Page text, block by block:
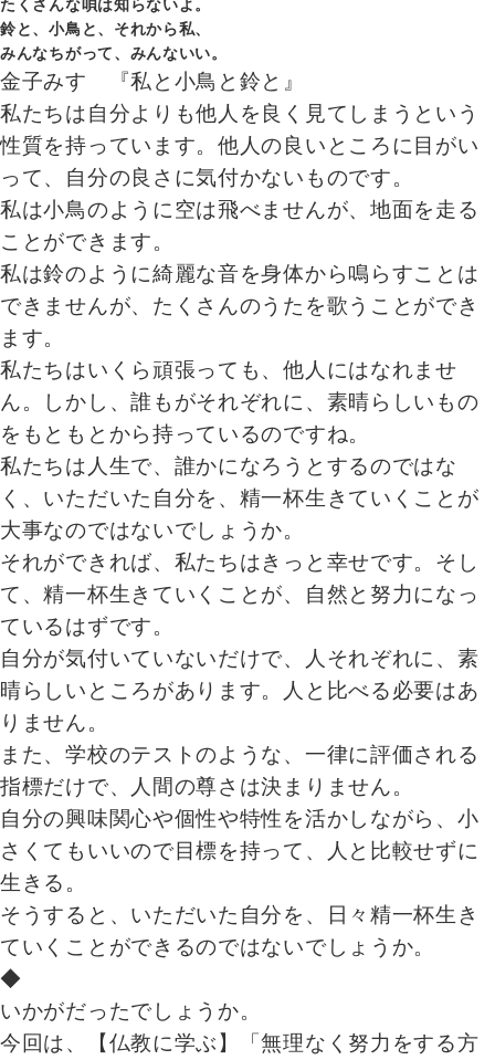
たくさんな唄は知らないよ。
鈴と、小鳥と、それから私、
みんなちがって、みんないい。
金子みすゞ『私と小鳥と鈴と』
私たちは自分よりも他人を良く見てしまうという
性質を持っています。他人の良いところに目がい
って、自分の良さに気付かないものです。
私は小鳥のように空は飛べませんが、地面を走る
ことができます。
私は鈴のように綺麗な音を身体から鳴らすことは
できませんが、たくさんのうたを歌うことができ
ます。
私たちはいくら頑張っても、他人にはなれませ
ん。しかし、誰もがそれぞれに、素晴らしいもの
をもともとから持っているのですね。
私たちは人生で、誰かになろうとするのではな
く、いただいた自分を、精一杯生きていくことが
大事なのではないでしょうか。
それができれば、私たちはきっと幸せです。そし
て、精一杯生きていくことが、自然と努力になっ
ているはずです。
自分が気付いていないだけで、人それぞれに、素
晴らしいところがあります。人と比べる必要はあ
りません。
また、学校のテストのような、一律に評価される
指標だけで、人間の尊さは決まりません。
自分の興味関心や個性や特性を活かしながら、小
さくてもいいので目標を持って、人と比較せずに
生きる。
そうすると、いただいた自分を、日々精一杯生き
ていくことができるのではないでしょうか。
◆
いかがだったでしょうか。
今回は、【仏教に学ぶ】「無理なく努力をする方